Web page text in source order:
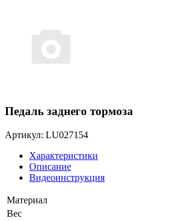
Педаль заднего тормоза
Артикул: LU027154
Характеристики
Описание
Видеоинструкция
Материал
Вес